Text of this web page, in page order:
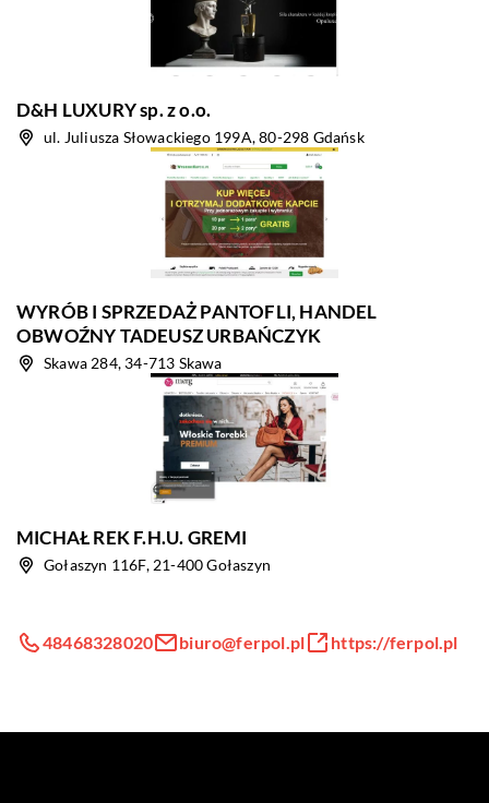
D&H LUXURY sp. z o.o.
ul. Juliusza Słowackiego 199A, 80-298 Gdańsk
WYRÓB I SPRZEDAŻ PANTOFLI, HANDEL
OBWOŹNY TADEUSZ URBAŃCZYK
Skawa 284, 34-713 Skawa
MICHAŁ REK F.H.U. GREMI
Gołaszyn 116F, 21-400 Gołaszyn
48468328020 biuro@ferpol.pl https://ferpol.pl